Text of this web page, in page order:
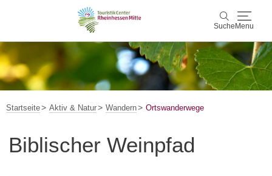
Suche Menu
Suche
Rheinhessen Mitte
Aktiv & Natur
Startseite Aktiv & Natur Wandern Ortswanderwege
Biblischer Weinpfad